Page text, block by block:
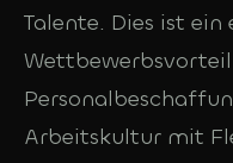
Talente. Dies ist ein
Arbeitskultur mit